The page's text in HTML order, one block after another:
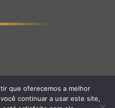
Desenvolvido por BW2 Tecnologia
que oferecemos a melhor
continuar a usar este site,